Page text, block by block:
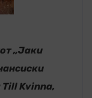
„Јаки
Kvinna,